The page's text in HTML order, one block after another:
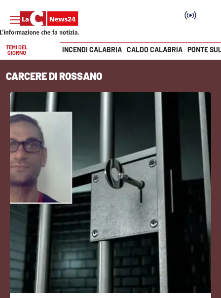
SEZIONI
Cronaca
Politica
Attualità
Economia e lavoro
Italia Mondo
Sanità
Sport
Cultura
Vai
TEMI DEL
GIORNO
INCENDI CALABRIA CALDO CALABRIA PONTE
CARCERE DI ROSSANO